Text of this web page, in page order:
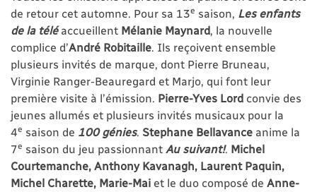
de retour cet automne. Pour sa 13e saison, Les enfants
de la téléaccueillent Mélanie Maynard, la nouvelle
complice d’André Robitaille. Ils reçoivent ensemble
plusieurs invités de marque, dont Pierre Bruneau,
Virginie Ranger-Beauregard et Marjo, qui font leur
première visite à l’émission. Pierre-Yves Lord convie des
jeunes allumés et plusieurs invités musicaux pour la
4e saison de 100 génies. Stephane Bellavance anime la
7e saison du jeu passionnant Au suivant!. Michel
Courtemanche, Anthony Kavanagh, Laurent Paquin,
Michel Charette, Marie-Mai et le duo composé de Anne-